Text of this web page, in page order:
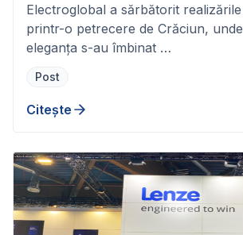
Electroglobal a sărbătorit
printr-o petrecere de Crăciun,
eleganța s-au îmbinat …
Post
Citește